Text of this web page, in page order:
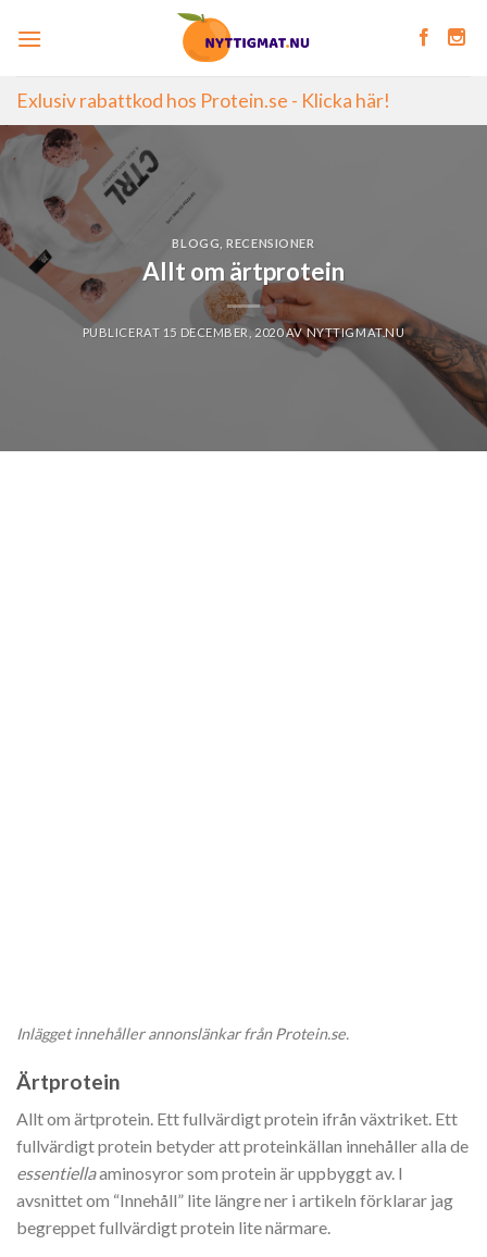
Exlusiv rabattkod hos Protein.se - Klicka här!
BLOGG ,RECENSIONER
Allt om ärtprotein
PUBLICERAT 15 DECEMBER, 2020AVNYTTIGMAT.NU
Inlägget innehåller annonslänkar från Protein.se.
Ärtprotein
Allt om ärtprotein. Ett fullvärdigt protein ifrån växtriket. Ett
fullvärdigt protein betyder att proteinkällan innehåller alla de
essentiellaaminosyror som protein är uppbyggt av. I
avsnittet om “Innehåll” lite längre ner i artikeln förklarar jag
begreppet fullvärdigt protein lite närmare.